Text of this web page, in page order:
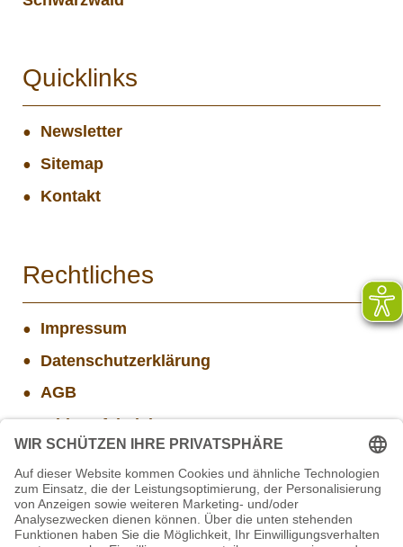
Quicklinks
Newsletter
Sitemap
Kontakt
Rechtliches
Impressum
Datenschutzerklärung
AGB
Widerrufsbelehrung
Aktuelle Stellenangebote